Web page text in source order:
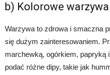
b) Kolorowe
Warzywa to zdrowa i smaczna
się dużym zainteresowaniem.
marchewką, ogórkiem, papryką
podać różne dipy, takie jak